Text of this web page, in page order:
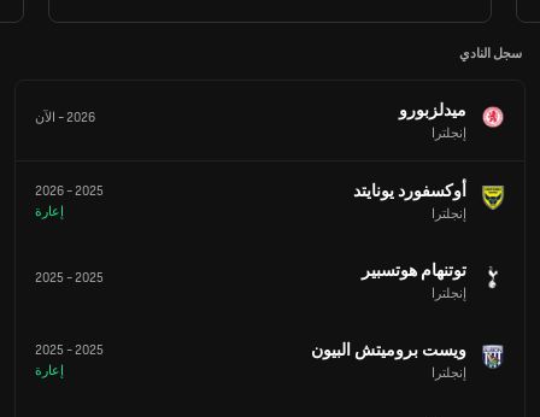
سجل النادي
ميدلزبورو
إنجلترا
2026
- الآن
أوكسفورد يونايتد
إنجلترا
2025
-
2026
إعارة
توتنهام هوتسبير
إنجلترا
2025
-
2025
ويست بروميتش البيون
إنجلترا
2025
-
2025
إعارة